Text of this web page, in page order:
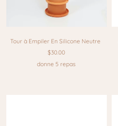
Tour à Empiler En Silicone Neutre
$30.00
donne 5 repas